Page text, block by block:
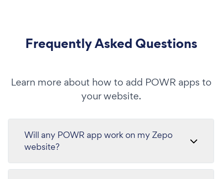
Frequently Asked Questions
Learn more about how to add POWR apps to
your website.
Will any POWR app work on my Zepo
website?